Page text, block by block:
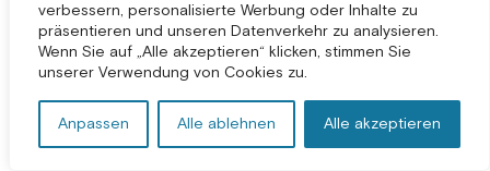
verbessern, personalisierte Werbung oder Inhalte zu
präsentieren und unseren Datenverkehr zu analysieren.
Wenn Sie auf „Alle akzeptieren“ klicken, stimmen Sie
unserer Verwendung von Cookies zu.
Anpassen Alle ablehnen Alle akzeptieren
KOSTENLOSE BERATUNG *
Grüße! Ich bin Aneesh Sreedharan, CEO